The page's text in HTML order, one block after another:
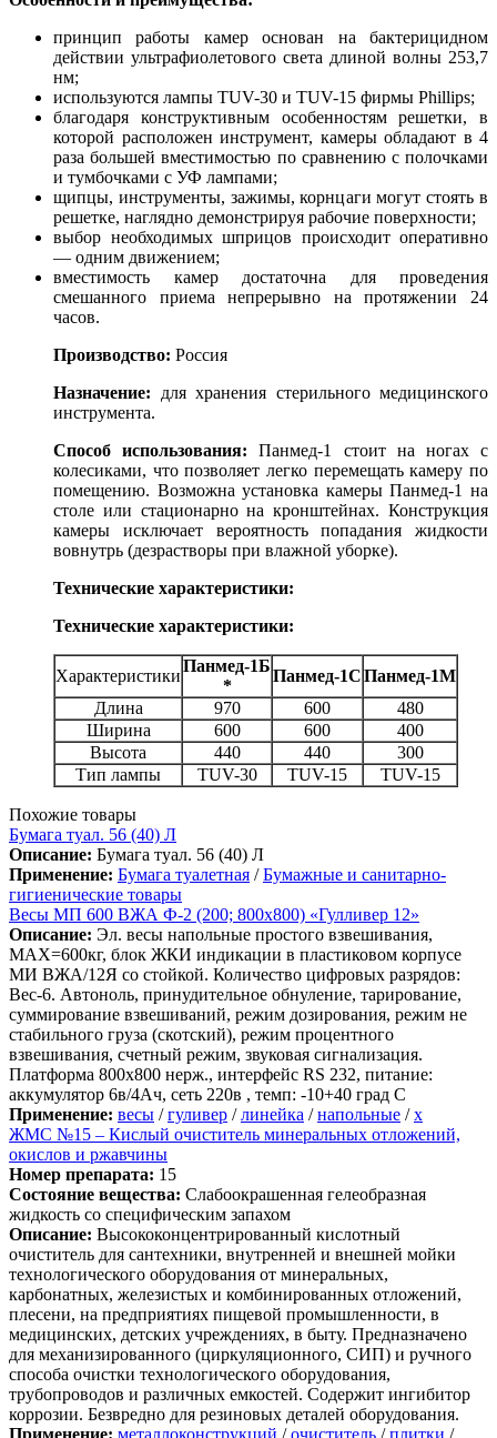
принцип работы камер основан на бактерицидном
действии ультрафиолетового света длиной волны 253,7
нм;
используются лампы TUV-30 и TUV-15 фирмы Phillips;
благодаря конструктивным особенностям решетки, в
которой расположен инструмент, камеры обладают в 4
раза большей вместимостью по сравнению с полочками
и тумбочками с УФ лампами;
щипцы, инструменты, зажимы, корнцаги могут стоять в
решетке, наглядно демонстрируя рабочие поверхности;
выбор необходимых шприцов происходит оперативно
— одним движением;
вместимость камер достаточна для проведения
смешанного приема непрерывно на протяжении 24
часов.
Производство: Россия
Назначение: для хранения стерильного медицинского
инструмента.
Способ использования: Панмед-1 стоит на ногах с
колесиками, что позволяет легко перемещать камеру по
помещению. Возможна установка камеры Панмед-1 на
столе или стационарно на кронштейнах. Конструкция
камеры исключает вероятность попадания жидкости
вовнутрь (дезрастворы при влажной уборке).
Технические характеристики:
Технические характеристики:
Характеристики
Панмед-1Б
*
Панмед-1СПанмед-1М
Длина
970 600
480
Ширина
600 600
400
Высота
440 440
300
Тип лампы
TUV-30 TUV-15 TUV-15
Похожие товары
Бумага туал. 56 (40) Л
Описание: Бумага туал. 56 (40) Л
Применение: Бумага туалетная /Бумажные и санитарно-
гигиенические товары
Весы МП 600 ВЖА Ф-2 (200; 800х800) «Гулливер 12»
Описание: Эл. весы напольные простого взвешивания,
МАХ=600кг, блок ЖКИ индикации в пластиковом корпусе
МИ ВЖА/12Я со стойкой. Количество цифровых разрядов:
Вес-6. Автоноль, принудительное обнуление, тарирование,
суммирование взвешиваний, режим дозирования, режим не
стабильного груза (скотский), режим процентного
взвешивания, счетный режим, звуковая сигнализация.
Платформа 800х800 нерж., интерфейс RS 232, питание:
аккумулятор 6в/4Ач, сеть 220в , темп: -10+40 град С
Применение: весы /гуливер /линейка /напольные /х
ЖМС №15 – Кислый очиститель минеральных отложений,
окислов и ржавчины
Номер препарата: 15
Состояние вещества: Слабоокрашенная гелеобразная
жидкость со специфическим запахом
Описание: Высококонцентрированный кислотный
очиститель для сантехники, внутренней и внешней мойки
технологического оборудования от минеральных,
карбонатных, железистых и комбинированных отложений,
плесени, на предприятиях пищевой промышленности, в
медицинских, детских учреждениях, в быту. Предназначено
для механизированного (циркуляционного, СИП) и ручного
способа очистки технологического оборудования,
трубопроводов и различных емкостей. Содержит ингибитор
коррозии. Безвредно для резиновых деталей оборудования.
Применение: металлоконструкций /очиститель /плитки /